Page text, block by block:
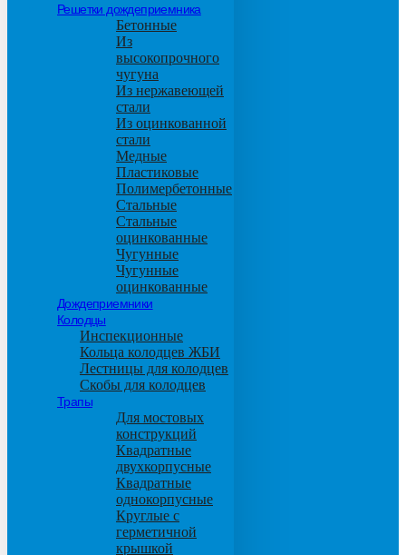
Решетки дождеприемника
Бетонные
Из
высокопрочного
чугуна
Из нержавеющей
стали
Из оцинкованной
стали
Медные
Пластиковые
Полимербетонные
Стальные
Стальные
оцинкованные
Чугунные
Чугунные
оцинкованные
Дождеприемники
Колодцы
Инспекционные
Кольца колодцев ЖБИ
Лестницы для колодцев
Скобы для колодцев
Трапы
Для мостовых
конструкций
Квадратные
двухкорпусные
Квадратные
однокорпусные
Круглые с
герметичной
крышкой